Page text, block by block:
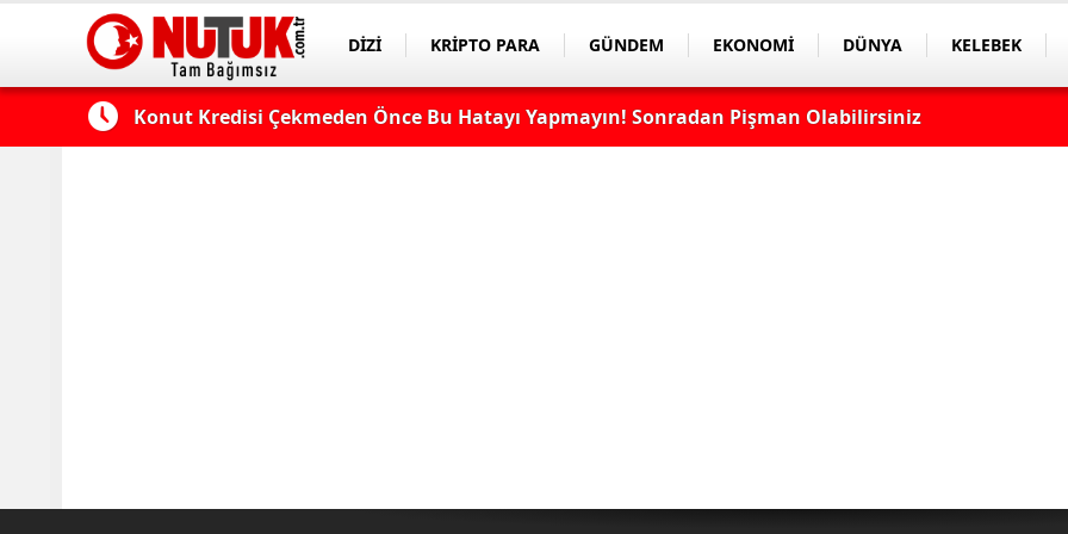
DİZİ KRİPTO PARA GÜNDEM EKONOMİ DÜNYA KELEBEK
Edilmeli? Konut Kredisi Çekmeden Önce Bu Hatayı Yapmayın! Sonradan Pişman Olabilirsiniz